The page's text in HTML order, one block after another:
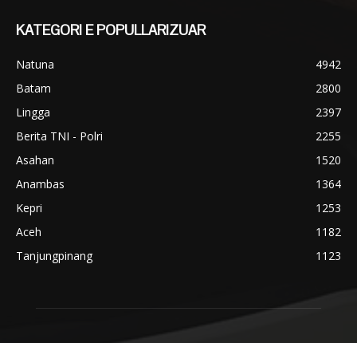
KATEGORI E POPULLARIZUAR
Natuna
4942
Batam
2800
Lingga
2397
Berita TNI - Polri
2255
Asahan
1520
Anambas
1364
Kepri
1253
Aceh
1182
Tanjungpinang
1123